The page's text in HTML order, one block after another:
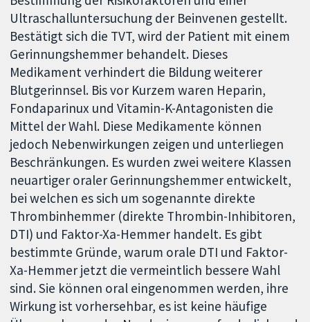
Ultraschalluntersuchung der Beinvenen gestellt.
Bestätigt sich die TVT, wird der Patient mit einem
Gerinnungshemmer behandelt. Dieses
Medikament verhindert die Bildung weiterer
Blutgerinnsel. Bis vor Kurzem waren Heparin,
Fondaparinux und Vitamin-K-Antagonisten die
Mittel der Wahl. Diese Medikamente können
jedoch Nebenwirkungen zeigen und unterliegen
Beschränkungen. Es wurden zwei weitere Klassen
neuartiger oraler Gerinnungshemmer entwickelt,
bei welchen es sich um sogenannte direkte
Thrombinhemmer (direkte Thrombin-Inhibitoren,
DTI) und Faktor-Xa-Hemmer handelt. Es gibt
bestimmte Gründe, warum orale DTI und Faktor-
Xa-Hemmer jetzt die vermeintlich bessere Wahl
sind. Sie können oral eingenommen werden, ihre
Wirkung ist vorhersehbar, es ist keine häufige